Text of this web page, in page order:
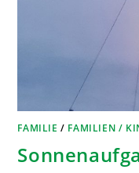
FAMILIE / FAMILIEN /